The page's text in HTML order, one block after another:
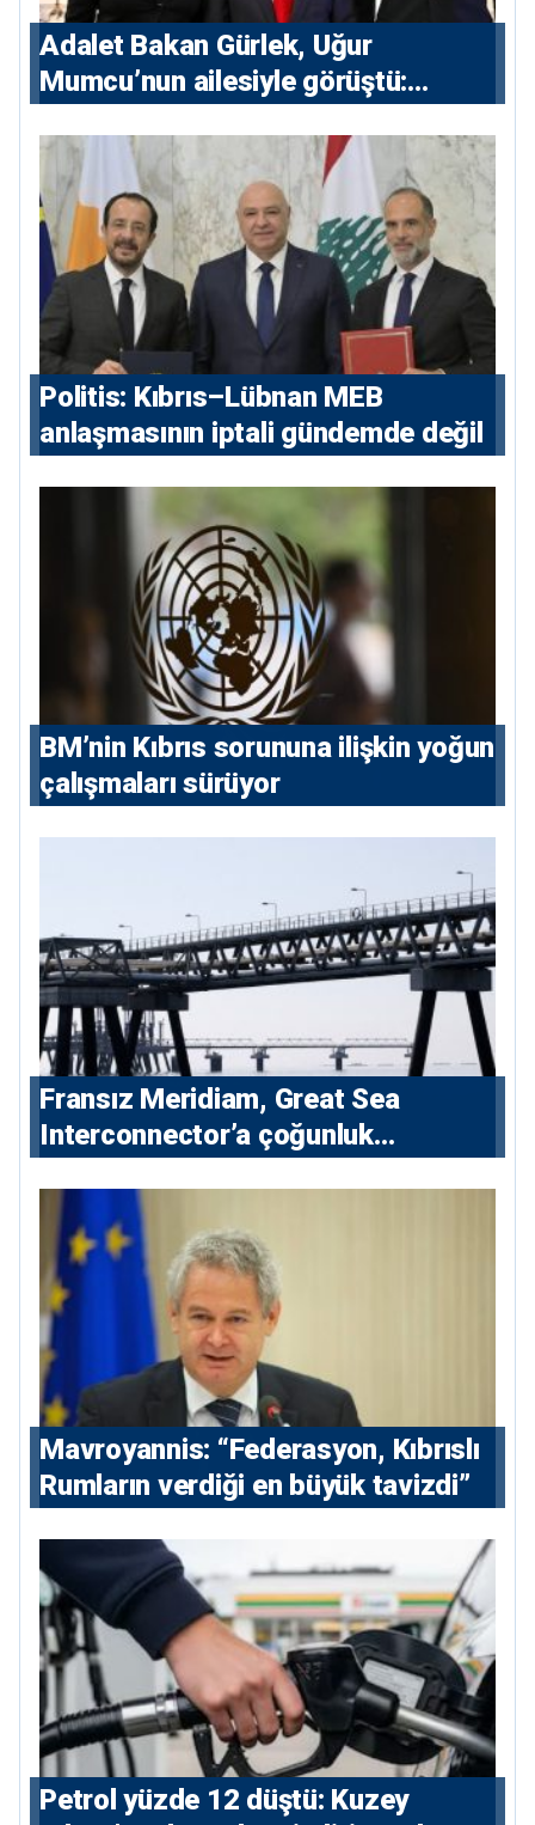
Adalet Bakan Gürlek, Uğur
Mumcu’nun ailesiyle görüştü:
devlet isterse her olayı ortaya
çıkarır”
Politis: Kıbrıs–Lübnan MEB
anlaşmasının iptali gündemde değil
BM’nin Kıbrıs sorununa ilişkin yoğun
çalışmaları sürüyor
Fransız Meridiam, Great Sea
Interconnector’a çoğunluk
Mavroyannis: “Federasyon, Kıbrıslı
Rumların verdiği en büyük tavizdi”
Petrol yüzde 12 düştü: Kuzey